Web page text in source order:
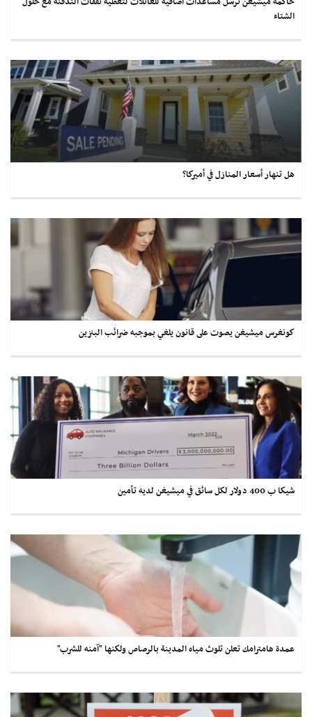
الشتاء
هل تنهار أسعار المنازل في أميركا؟
كونغرس ميشيغن يصوت على قانون يلغي بموجبه ضرائب البنزين
شيكا ب 400 دولار لكل سائق في ميشيغن لديه تأمين
عمدة هامترامك تعلن تلوث مياه المدينة بالرصاص ولكنها "آمنه للشرب"